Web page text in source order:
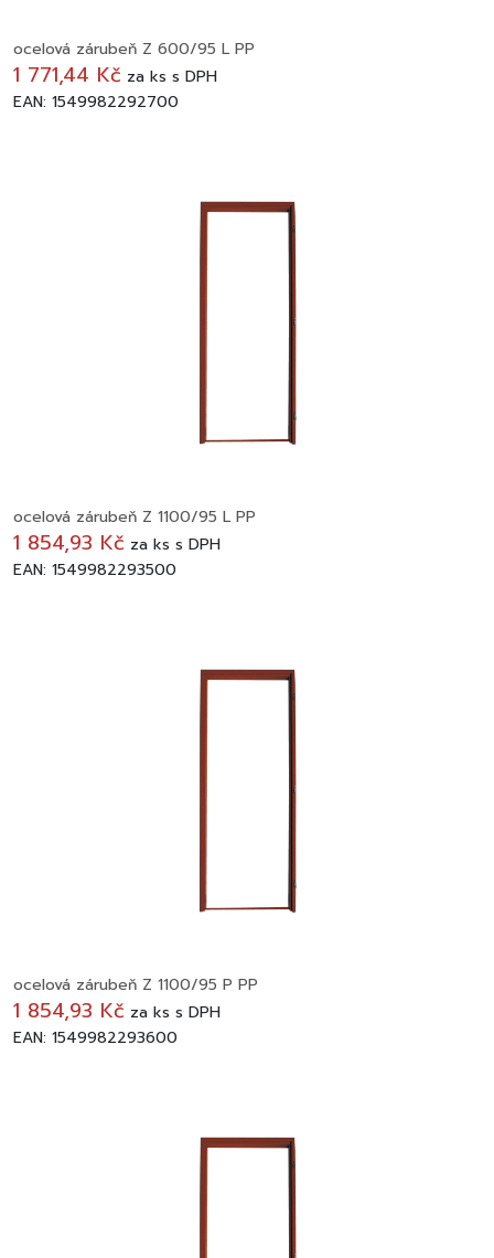
ocelová zárubeň Z 600/95 L PP
1 771,44 Kč za ks s DPH
EAN: 1549982292700
ocelová zárubeň Z 1100/95 L PP
1 854,93 Kč za ks s DPH
EAN: 1549982293500
ocelová zárubeň Z 1100/95 P PP
1 854,93 Kč za ks s DPH
EAN: 1549982293600